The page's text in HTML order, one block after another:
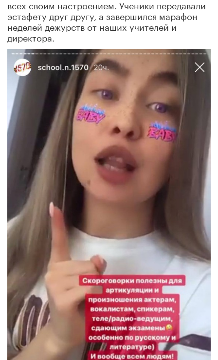
всех своим настроением. Ученики передавали
эстафету друг другу, а завершился марафон
неделей дежурств от наших учителей и
директора.